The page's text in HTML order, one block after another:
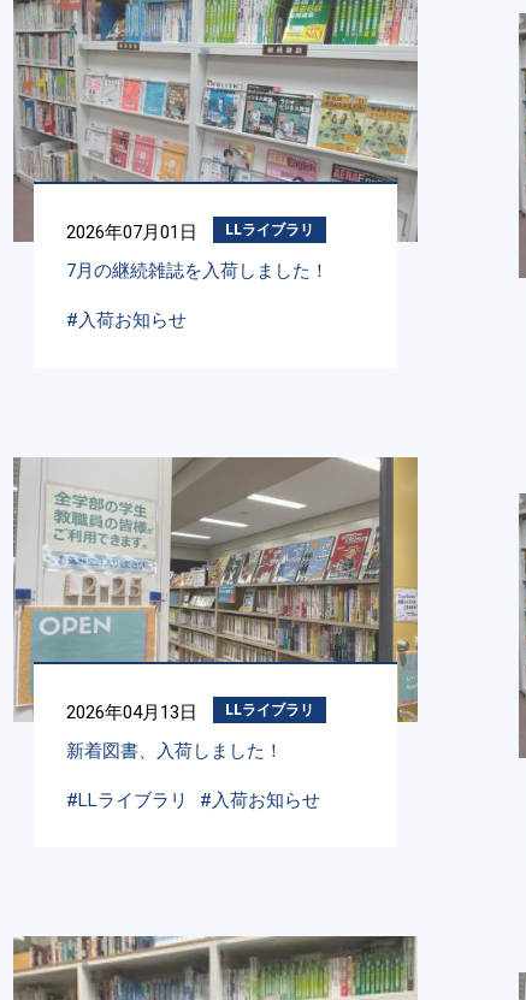
2026年07月01日 LLライブラリ
7月の継続雑誌を入荷しました！
#入荷お知らせ
2026年04月13日 LLライブラリ
新着図書、入荷しました！
#LLライブラリ #入荷お知らせ